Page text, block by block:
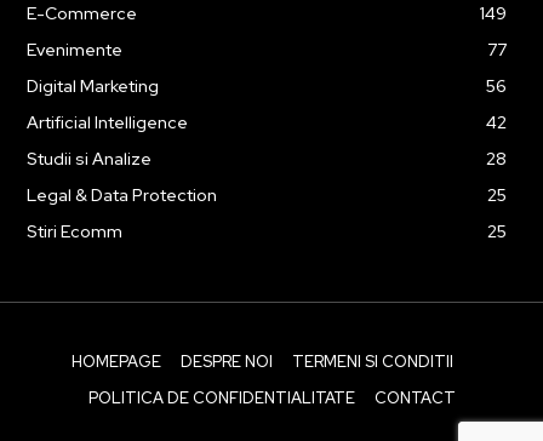
E-Commerce
149
Evenimente
77
Digital Marketing
56
Artificial Intelligence
42
Studii si Analize
28
Legal & Data Protection
25
Stiri Ecomm
25
HOMEPAGE DESPRE NOI
TERMENI SI CONDITII
POLITICA DE CONFIDENTIALITATE
CONTACT